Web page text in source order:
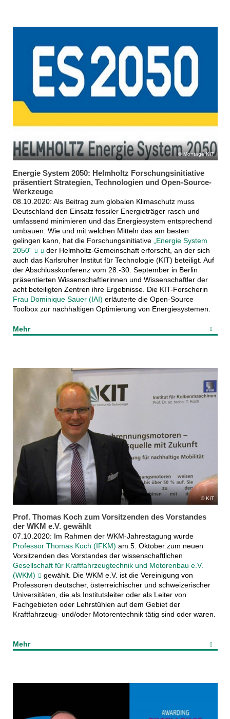
Montage KIT
Energie System 2050: Helmholtz Forschungsinitiative
präsentiert Strategien, Technologien und Open-Source-
Werkzeuge
08.10.2020: Als Beitrag zum globalen Klimaschutz muss
Deutschland den Einsatz fossiler Energieträger rasch und
umfassend minimieren und das Energiesystem entsprechend
umbauen. Wie und mit welchen Mitteln das am besten
gelingen kann, hat die Forschungsinitiative
„Energie System
2050“
der Helmholtz-Gemeinschaft erforscht, an der sich
auch das Karlsruher Institut für Technologie (KIT) beteiligt. Auf
der Abschlusskonferenz vom 28.-30. September in Berlin
präsentierten Wissenschaftlerinnen und Wissenschaftler der
acht beteiligten Zentren ihre Ergebnisse. Die KIT-Forscherin
Frau Dominique Sauer (IAI) erläuterte die Open-Source
Toolbox zur nachhaltigen Optimierung von Energiesystemen.
Mehr
KIT
Prof. Thomas Koch zum Vorsitzenden des Vorstandes
der WKM e.V. gewählt
07.10.2020: Im Rahmen der WKM-Jahrestagung wurde
Professor Thomas Koch (IFKM) am 5. Oktober zum neuen
Vorsitzenden des Vorstandes der wissenschaftlichen
Gesellschaft für Kraftfahrzeugtechnik und Motorenbau e.V.
(WKM)
gewählt. Die WKM e.V. ist die Vereinigung von
Professoren deutscher, österreichischer und schweizerischer
Universitäten, die als Institutsleiter oder als Leiter von
Fachgebieten oder Lehrstühlen auf dem Gebiet der
Kraftfahrzeug- und/oder Motorentechnik tätig sind oder waren.
Mehr